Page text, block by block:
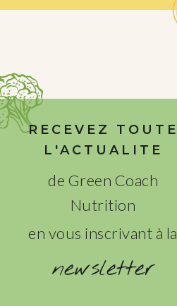
RECEVEZ TOUTE
L'ACTUALITE
de Green Coach
Nutrition
en vous inscrivant à la
newsletter